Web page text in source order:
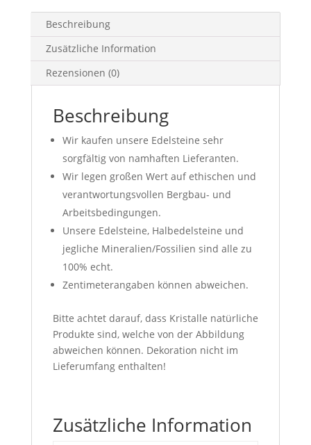
Beschreibung
Zusätzliche Information
Rezensionen (0)
Beschreibung
Wir kaufen unsere Edelsteine sehr
sorgfältig von namhaften Lieferanten.
Wir legen großen Wert auf ethischen und
verantwortungsvollen Bergbau- und
Arbeitsbedingungen.
Unsere Edelsteine, Halbedelsteine und
jegliche Mineralien/Fossilien sind alle zu
100% echt.
Zentimeterangaben können abweichen.
Bitte achtet darauf, dass Kristalle natürliche
Produkte sind, welche von der Abbildung
abweichen können. Dekoration nicht im
Lieferumfang enthalten!
Zusätzliche Information